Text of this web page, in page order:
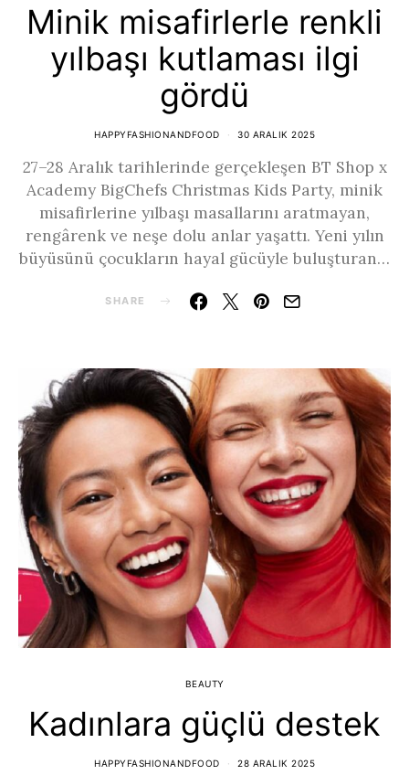
Minik misafirlerle renkli
yılbaşı kutlaması ilgi
gördü
HAPPYFASHIONANDFOOD 30 ARALIK 2025
27–28 Aralık tarihlerinde gerçekleşen BT Shop x
Academy BigChefs Christmas Kids Party, minik
misafirlerine yılbaşı masallarını aratmayan,
rengârenk ve neşe dolu anlar yaşattı. Yeni yılın
büyüsünü çocukların hayal gücüyle buluşturan…
SHARE
BEAUTY
Kadınlara güçlü destek
HAPPYFASHIONANDFOOD 28 ARALIK 2025